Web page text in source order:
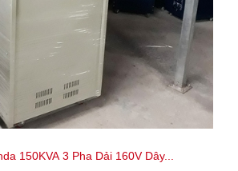
150KVA 3 Pha Dải 160V Dây...